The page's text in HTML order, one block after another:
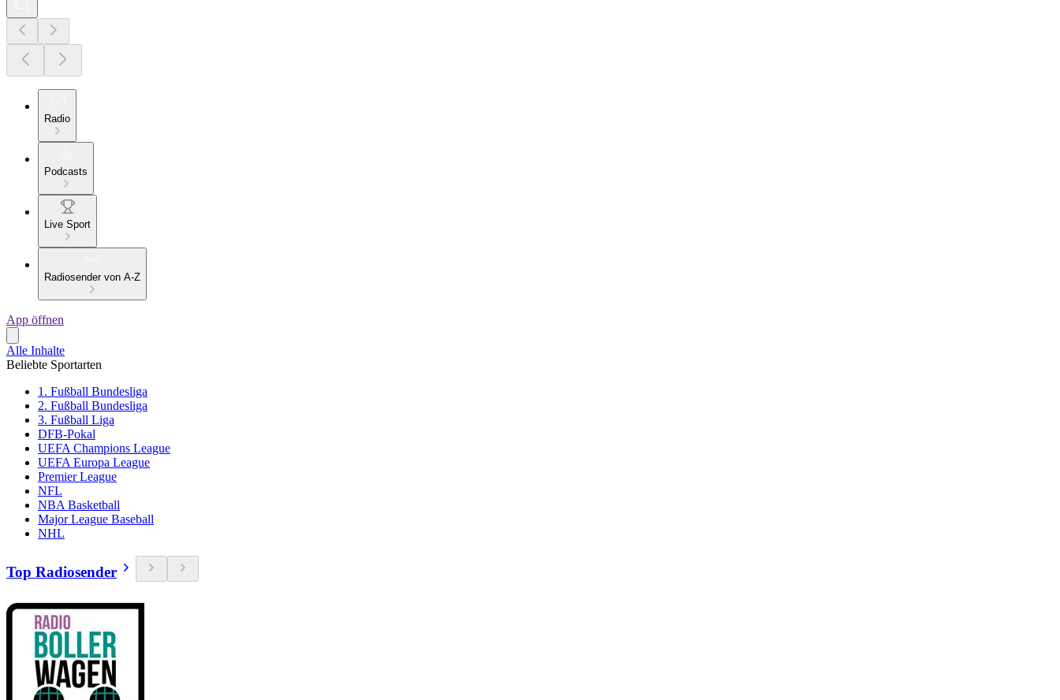
Radio
Podcasts
Live Sport
Radiosender von A-Z
App öffnen
Alle Inhalte
Beliebte Sportarten
1. Fußball Bundesliga
2. Fußball Bundesliga
3. Fußball Liga
DFB-Pokal
UEFA Champions League
UEFA Europa League
Premier League
NFL
NBA Basketball
Major League Baseball
NHL
Top Radiosender